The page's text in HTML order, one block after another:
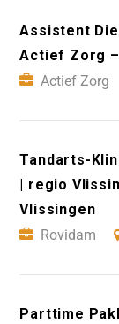
Assistent
Actief Zorg
Actief Zorg
Tandarts-
| regio
Vlissingen
Rovidam
Parttime